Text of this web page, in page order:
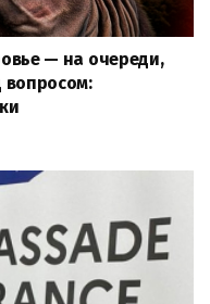
— на очереди,
вопросом: